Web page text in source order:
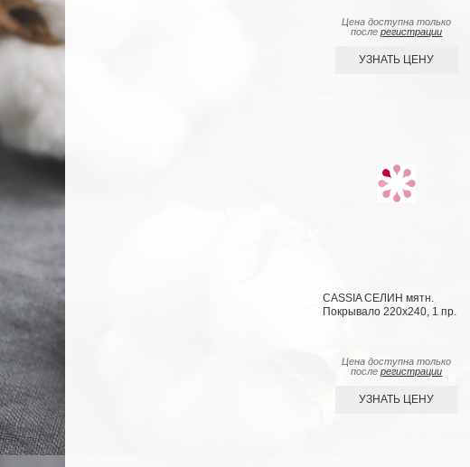
Цена доступна только
послерегистрации
УЗНАТЬ ЦЕНУ
CASSIA СЕЛИН мятн.
Покрывало 220х240, 1 пр.
Цена доступна только
послерегистрации
УЗНАТЬ ЦЕНУ